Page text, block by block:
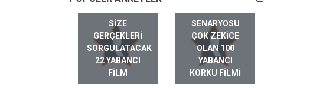
SIZE
GERÇEKLERI
SORGULATACAK
22 YABANCI
FILM
SENARYOSU
ÇOK ZEKICE
OLAN 100
YABANCI
KORKU FILMI